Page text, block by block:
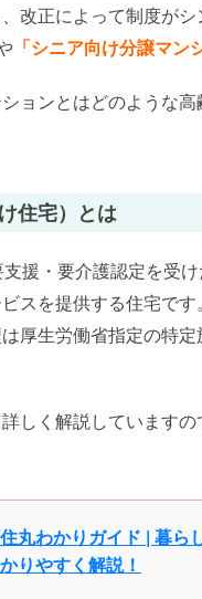
改正によって制度が
「シニア向け分譲マン
ョンとはどのような
住宅）とは
援・要介護認定を受
スを提供する住宅です
厚生労働省指定の特
しく解説していますの
丸わかりガイド | 暮ら
りやすく解説！